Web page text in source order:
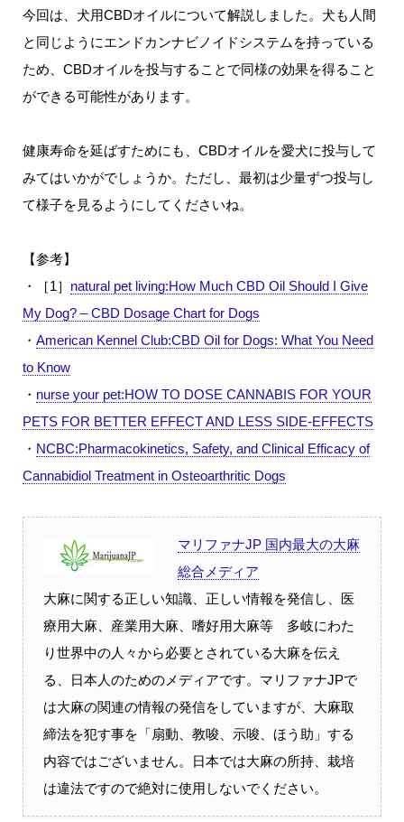
今回は、犬用CBDオイルについて解説しました。犬も人間
と同じようにエンドカンナビノイドシステムを持っている
ため、CBDオイルを投与することで同様の効果を得ること
ができる可能性があります。
健康寿命を延ばすためにも、CBDオイルを愛犬に投与して
みてはいかがでしょうか。ただし、最初は少量ずつ投与し
て様子を見るようにしてくださいね。
【参考】
・
［1］ natural pet living:How Much CBD Oil Should I Give
My Dog? – CBD Dosage Chart for Dogs
・ American Kennel Club:CBD Oil for Dogs: What You Need
to Know
・ nurse your pet:HOW TO DOSE CANNABIS FOR YOUR
PETS FOR BETTER EFFECT AND LESS SIDE-EFFECTS
・ NCBC:Pharmacokinetics, Safety, and Clinical Efficacy of
Cannabidiol Treatment in Osteoarthritic Dogs
マリファナJP 国内最大の大麻
総合メディア
大麻に関する正しい知識、正しい情報を発信し、医
療用大麻、産業用大麻、嗜好用大麻等 多岐にわた
り世界中の人々から必要とされている大麻を伝え
る、日本人のためのメディアです。マリファナJPで
は大麻の関連の情報の発信をしていますが、大麻取
締法を犯す事を「扇動、教唆、示唆、ほう助」する
内容ではございません。日本では大麻の所持、栽培
は違法ですので絶対に使用しないでください。